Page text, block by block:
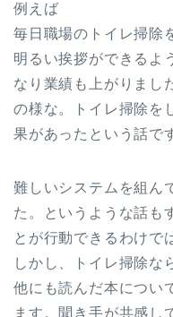
例えば
毎日職場のトイレ掃除
明るい挨拶ができるよ
なり業績も上がりまし
の様な。トイレ掃除を
果があったという話で
難しいシステムを組ん
た。というような話も
とが行動できるわけで
しかし、トイレ掃除な
他にも読んだ本につい
ます。聞き手が共感し